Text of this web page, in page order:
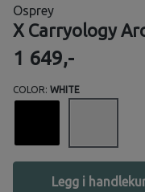
Osprey
X Carryology
1 649,-
COLOR: WHITE
Legg i